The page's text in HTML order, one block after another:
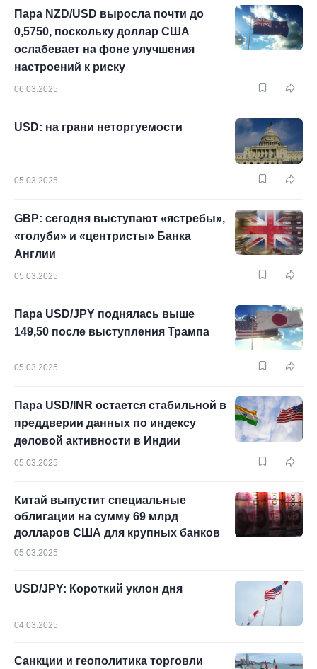
Пара NZD/USD выросла почти до
0,5750, поскольку доллар США
ослабевает на фоне улучшения
настроений к риску
06.03.2025
USD: на грани неторгуемости
05.03.2025
GBP: сегодня выступают «ястребы»,
«голуби» и «центристы» Банка
Англии
05.03.2025
Пара USD/JPY поднялась выше
149,50 после выступления Трампа
05.03.2025
Пара USD/INR остается стабильной в
преддверии данных по индексу
деловой активности в Индии
05.03.2025
Китай выпустит специальные
облигации на сумму 69 млрд
долларов США для крупных банков
05.03.2025
USD/JPY: Короткий уклон дня
04.03.2025
Санкции и геополитика торговли